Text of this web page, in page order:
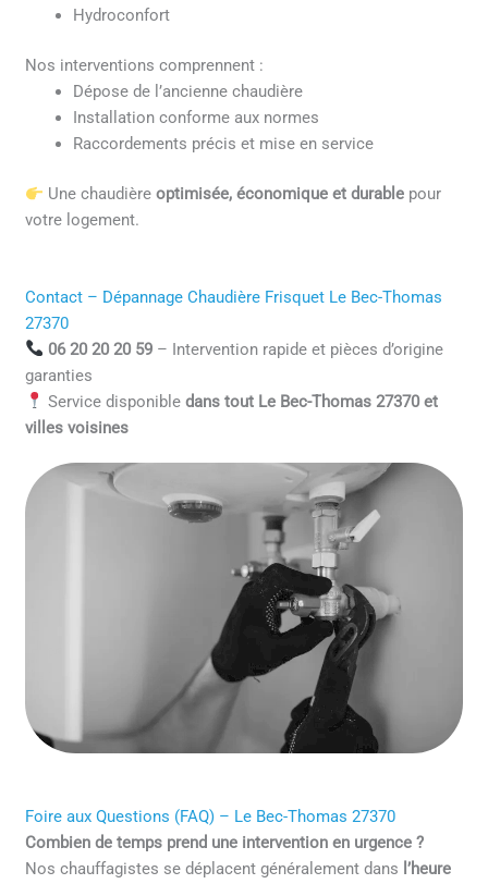
Hydroconfort
Nos interventions comprennent :
Dépose de l’ancienne chaudière
Installation conforme aux normes
Raccordements précis et mise en service
Une chaudière optimisée, économique et durablepour
votre logement.
Contact – Dépannage Chaudière Frisquet Le Bec-Thomas
27370
06 20 20 20 59– Intervention rapide et pièces d’origine
garanties
Service disponible dans tout Le Bec-Thomas 27370 et
villes voisines
Foire aux Questions (FAQ) – Le Bec-Thomas 27370
Combien de temps prend une intervention en urgence ?
Nos chauffagistes se déplacent généralement dans l’heure